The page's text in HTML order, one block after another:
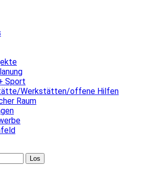
Sport
Werkstätten/offene Hilfen
Raum